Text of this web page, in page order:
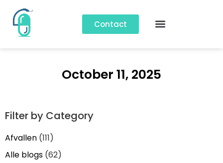
Contact
October 11, 2025
Filter by Category
Afvallen (111)
Alle blogs (62)